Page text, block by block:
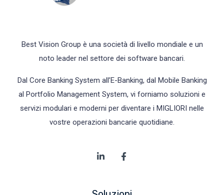
Best Vision Group è una società di livello mondiale e un
noto leader nel settore dei software bancari.
Dal Core Banking System all’E-Banking, dal Mobile Banking
al Portfolio Management System, vi forniamo soluzioni e
servizi modulari e moderni per diventare i MIGLIORI nelle
vostre operazioni bancarie quotidiane.